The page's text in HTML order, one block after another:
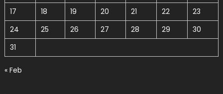
17
18 19 20 21 22
23
24
25 26 27 28 29
30
31
« Feb